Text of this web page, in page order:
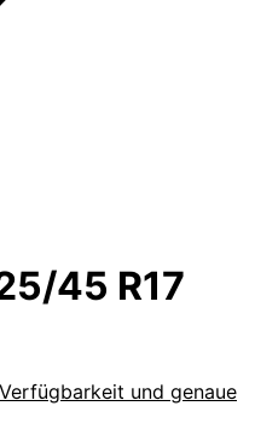
45 R17
und genaue